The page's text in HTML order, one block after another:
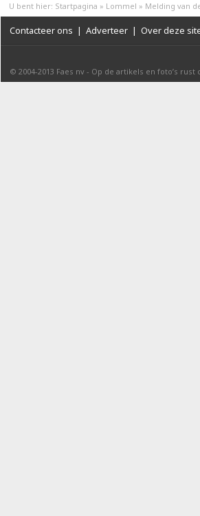
U bent hier: Startpagina » Lommel » Melding van
Contacteer ons | Adverteer | Over deze
© 2004-2013 Faes nv - Op de artikels en foto’s rust